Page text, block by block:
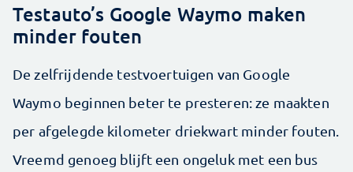
Testauto’s Google Waymo maken
minder fouten
De zelfrijdende testvoertuigen van Google
Waymo beginnen beter te presteren: ze maakten
per afgelegde kilometer driekwart minder fouten.
Vreemd genoeg blijft een ongeluk met een bus